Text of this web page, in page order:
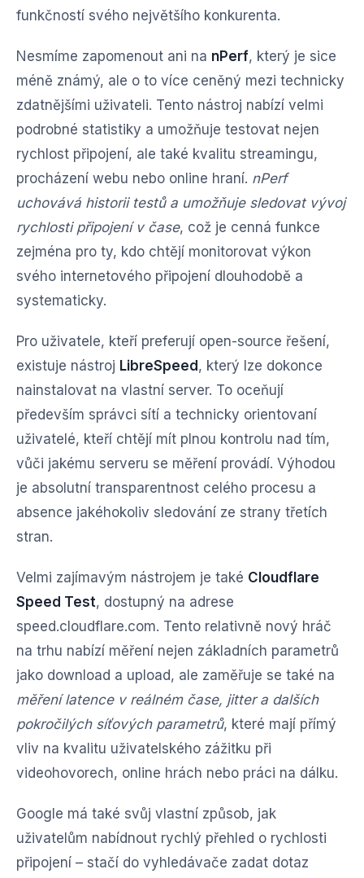
funkčností svého největšího konkurenta.
Nesmíme zapomenout ani na nPerf, který je sice
méně známý, ale o to více ceněný mezi technicky
zdatnějšími uživateli. Tento nástroj nabízí velmi
podrobné statistiky a umožňuje testovat nejen
rychlost připojení, ale také kvalitu streamingu,
procházení webu nebo online hraní. nPerf
uchovává historii testů a umožňuje sledovat vývoj
rychlosti připojení v čase, což je cenná funkce
zejména pro ty, kdo chtějí monitorovat výkon
svého internetového připojení dlouhodobě a
systematicky.
Pro uživatele, kteří preferují open-source řešení,
existuje nástroj LibreSpeed , který lze dokonce
nainstalovat na vlastní server. To oceňují
především správci sítí a technicky orientovaní
uživatelé, kteří chtějí mít plnou kontrolu nad tím,
vůči jakému serveru se měření provádí. Výhodou
je absolutní transparentnost celého procesu a
absence jakéhokoliv sledování ze strany třetích
stran.
Velmi zajímavým nástrojem je také Cloudflare
Speed Test, dostupný na adrese
speed.cloudflare.com. Tento relativně nový hráč
na trhu nabízí měření nejen základních parametrů
jako download a upload, ale zaměřuje se také na
měření latence v reálném čase, jitter a dalších
pokročilých síťových parametrů, které mají přímý
vliv na kvalitu uživatelského zážitku při
videohovorech, online hrách nebo práci na dálku.
Google má také svůj vlastní způsob, jak
uživatelům nabídnout rychlý přehled o rychlosti
připojení – stačí do vyhledávače zadat dotaz